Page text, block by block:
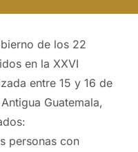
de los 22
en la XXVI
entre 15 y 16 de
Guatemala,
personas con